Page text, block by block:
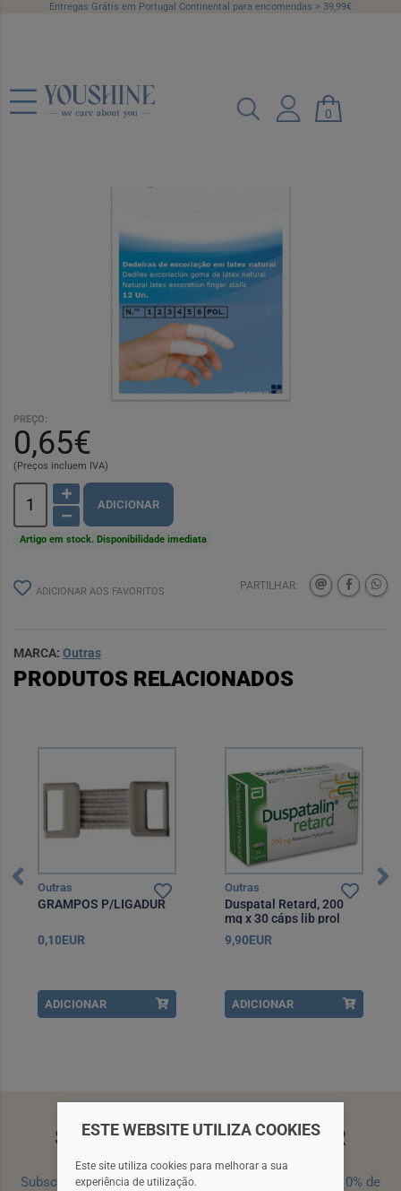
Entregas Grátis em Portugal Continental para encomendas > 39,99€
0
Dedeira Dedeira N 5
PREÇO:
0,65€
(Preços incluem IVA)
ADICIONAR
Artigo em stock. Disponibilidade imediata
ADICIONAR AOS FAVORITOS PARTILHAR:
MARCA: Outras
PRODUTOS RELACIONADOS
Outras
GRAMPOS P/LIGADUR
0,10EUR
ADICIONAR
Outras
Duspatal Retard, 200
mg x 30 cáps lib prol
9,90EUR
ADICIONAR
SUBSCREVA A NEWSLETTER
Subscreva a nossa newsletter e receba um cupão de 10% de
ESTE WEBSITE UTILIZA COOKIES
Este site utiliza cookies para melhorar a sua
experiência de utilização.